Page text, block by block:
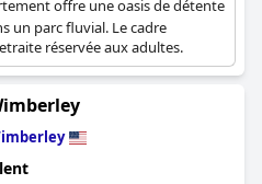
offre une oasis de détente
un parc fluvial. Le cadre
réservée aux adultes.